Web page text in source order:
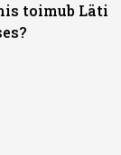
toimub Läti